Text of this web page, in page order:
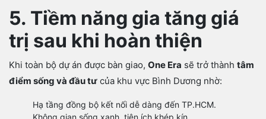
5. Tiềm năng gia tăng giá
trị sau khi hoàn thiện
Khi toàn bộ dự án được bàn giao, One Era sẽ trở thành tâm
điểm sống và đầu tư của khu vực Bình Dương nhờ:
Hạ tầng đồng bộ kết nối dễ dàng đến TP.HCM.
Không gian sống xanh, tiện ích khép kín.